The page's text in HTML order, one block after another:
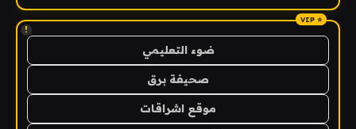
!
ضوء التعليمي
صحيفة برق
موقع اشراقات